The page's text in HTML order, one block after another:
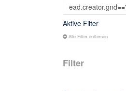
Aktive Filter
Alle Filter entfernen
Filter